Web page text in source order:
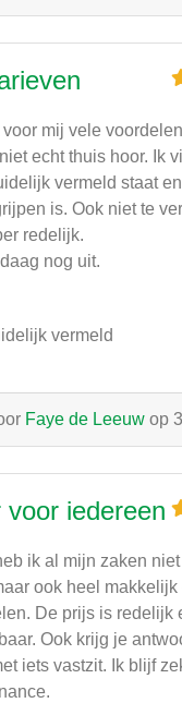
mij vele
echt thuis hoor. Ik
vermeld staat
is. Ook niet te
redelijk.
nog uit.
vermeld
Faye de Leeuw op
voor iedereen
ik al mijn zaken
ook heel makkelijk
De prijs is redelijk
Ook krijg je
iets vastzit. Ik blijf